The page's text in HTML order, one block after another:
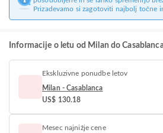
Prizadevamo si zagotoviti najbolj točne
Informacije o letu od Milan do
Ekskluzivne ponudbe letov
Milan - Casablanca
US$ 130.18
Mesec najnižje cene